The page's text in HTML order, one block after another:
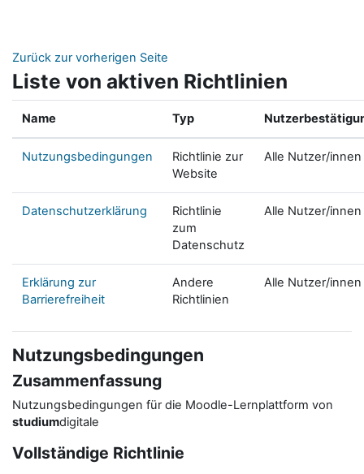
Zurück zur vorherigen Seite
Liste von aktiven Richtlinien
Name Typ
Nutzungsbedingungen
Richtlinie zur
Website
Alle Nutzer/innen
Datenschutzerklärung
Richtlinie
zum
Datenschutz
Alle Nutzer/innen
Erklärung zur
Barrierefreiheit
Andere
Richtlinien
Alle Nutzer/innen
Nutzungsbedingungen
Zusammenfassung
Nutzungsbedingungen für die Moodle-Lernplattform von
studiumdigitale
Vollständige Richtlinie